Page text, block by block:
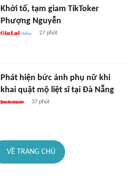
Khởi tố, tạm giam TikToker
Phượng Nguyễn
27 phút
Phát hiện bức ảnh phụ nữ khi
khai quật mộ liệt sĩ tại Đà Nẵng
37 phút
VỀ TRANG CHỦ